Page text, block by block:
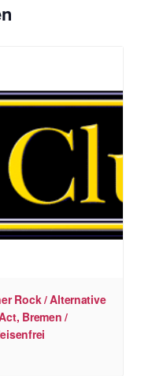
Rock / Alternative
Bremen /